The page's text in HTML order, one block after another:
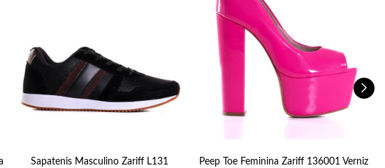
Sapatenis Masculino Zariff L131
Peep Toe Feminina Zariff 136001 Verniz